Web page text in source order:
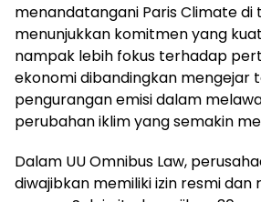
menandatangani Paris Climate di
menunjukkan komitmen yang
nampak lebih fokus terhadap
ekonomi dibandingkan mengejar
pengurangan emisi dalam
perubahan iklim yang semakin
Dalam UU Omnibus Law,
diwajibkan memiliki izin resmi